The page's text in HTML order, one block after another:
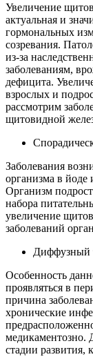
Увеличение
актуальная и
гормональных
созревания.
из-за
заболеваниям,
дефицита.
взрослых и
рассмотрим
щитовидной
Заболевания
организма в йоде
Организм
набора
увеличение
заболеваний
Диффузный
Особенность
проявляться в
причина
хронические
медикаментозно.
стадии развития,